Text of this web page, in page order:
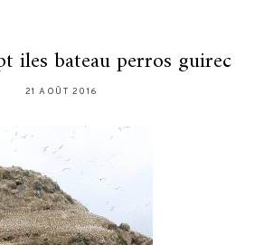
iles bateau perros guirec
21 AOÛT 2016